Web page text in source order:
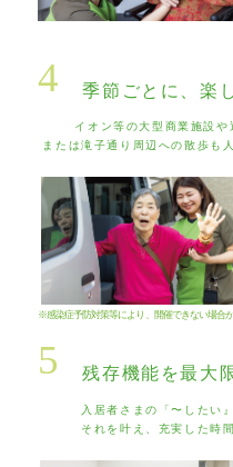
季節ごとに、楽
イオン等の大型商業施設や
または滝子通り周辺への散歩も
4
※感染症予防対策等により、開催できない場合が
残存機能を最大
入居者さまの「〜したい
それを叶え、充実した時
5